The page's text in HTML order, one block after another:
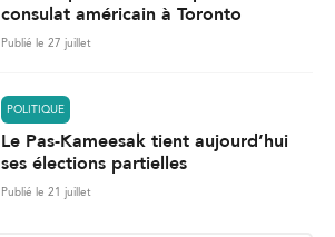
consulat américain à Toronto
Publié le 27 juillet
POLITIQUE
Le Pas-Kameesak tient aujourd’hui
ses élections partielles
Publié le 21 juillet